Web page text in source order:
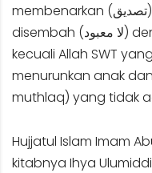
membenarkan (تصديق) bahwa tidak ada yang patut
disembah (لا معبود) dengan benar (حق) dalam wujud
kecuali Allah SWT
menurunkan anak
muthlaq) yang tidak
Hujjatul Islam Imam
kitabnya Ihya